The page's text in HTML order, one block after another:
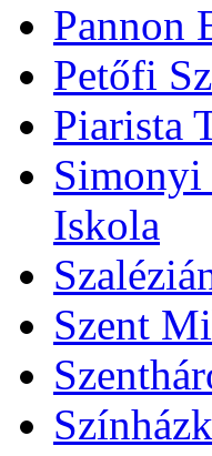
Pannon
Petőfi
Piarista
Simonyi
Iskola
Szent